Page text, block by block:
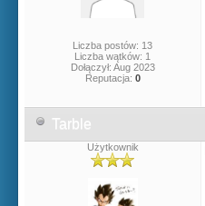
Liczba postów: 13
Liczba wątków: 1
Dołączył: Aug 2023
Reputacja: 0
Tarble
Użytkownik